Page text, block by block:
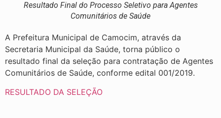
Resultado Final do Processo Seletivo para Agentes
Comunitários de Saúde
A Prefeitura Municipal de Camocim, através da
Secretaria Municipal da Saúde, torna público o
resultado final da seleção para contratação de Agentes
Comunitários de Saúde, conforme edital 001/2019.
RESULTADO DA SELEÇÃO